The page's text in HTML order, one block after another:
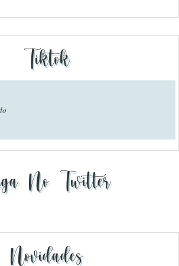
Tiktok
No Twitter
Novidades